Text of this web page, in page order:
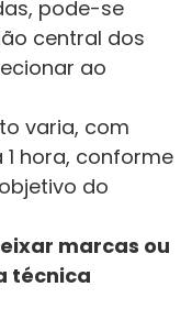
pode-se
central dos
ao
varia, com
hora, conforme
do
marcas ou
técnica